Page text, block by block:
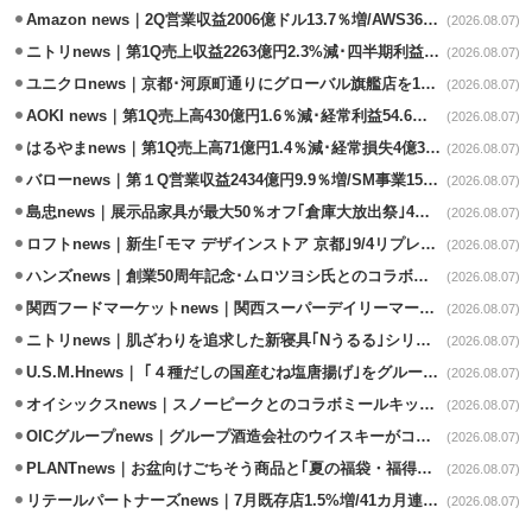
Amazon news｜2Q営業収益2006億ドル13.7％増/AWS36.8％％増が貢献 (2026.08.07)
ニトリnews｜第1Q売上収益2263億円2.3%減･四半期利益1.4％減 (2026.08.07)
ユニクロnews｜京都･河原町通りにグローバル旗艦店を11/6開設 (2026.08.07)
AOKI news｜第1Q売上高430億円1.6％減･経常利益54.6％減 (2026.08.07)
はるやまnews｜第1Q売上高71億円1.4％減･経常損失4億3800万円 (2026.08.07)
バローnews｜第１Q営業収益2434億円9.9％増/SM事業15.5％増と絶好調 (2026.08.07)
島忠news｜展示品家具が最大50％オフ｢倉庫大放出祭｣4店舗限定で開催 (2026.08.07)
ロフトnews｜新生｢モマ デザインストア 京都｣9/4リプレイスオープン (2026.08.07)
ハンズnews｜創業50周年記念･ムロツヨシ氏とのコラボ企画｢ムロハンズ｣開催 (2026.08.07)
関西フードマーケットnews｜関西スーパーデイリーマート蒲生店8/7改装 (2026.08.07)
ニトリnews｜肌ざわりを追求した新寝具｢Nうるる｣シリーズを発売 (2026.08.07)
U.S.M.Hnews｜ ｢４種だしの国産むね塩唐揚げ｣をグループ610店で共同販促 (2026.08.07)
オイシックスnews｜スノーピークとのコラボミールキット8/13発売 (2026.08.07)
OICグループnews｜グループ酒造会社のウイスキーがコンペティション受賞 (2026.08.07)
PLANTnews｜お盆向けごちそう商品と｢夏の福袋・福得カート｣8/8から開催 (2026.08.07)
リテールパートナーズnews｜7月既存店1.5%増/41カ月連続増 (2026.08.07)